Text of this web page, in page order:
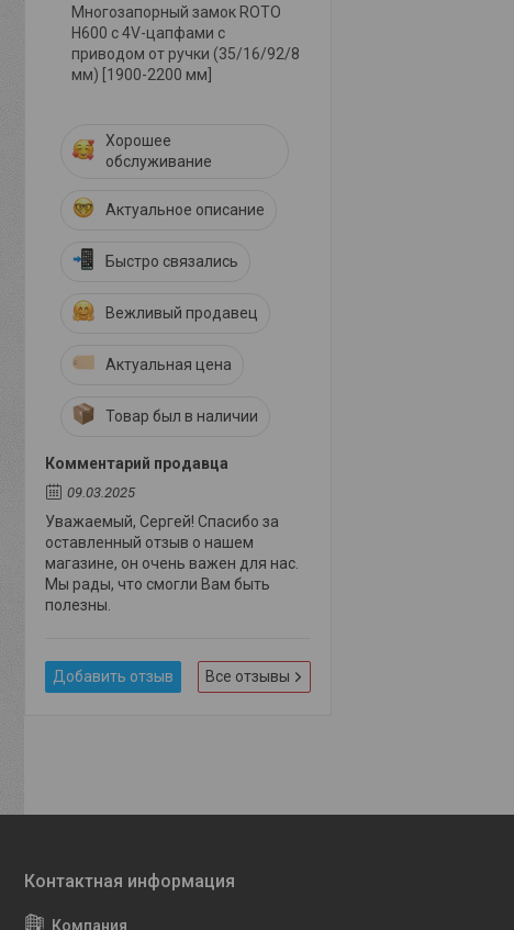
Многозапорный замок ROTO
Н600 с 4V-цапфами с
приводом от ручки (35/16/92/8
мм) [1900-2200 мм]
Хорошее
обслуживание
Актуальное описание
Быстро связались
Вежливый продавец
Актуальная цена
Товар был в наличии
Комментарий продавца
09.03.2025
Уважаемый, Сергей! Спасибо за
оставленный отзыв о нашем
магазине, он очень важен для нас.
Мы рады, что смогли Вам быть
полезны.
Добавить отзыв Все отзывы